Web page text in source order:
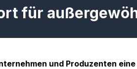
für
und Produzenten